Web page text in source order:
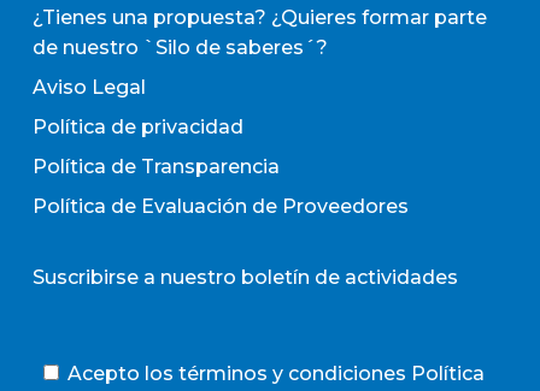
¿Tienes una propuesta? ¿Quieres formar parte
de nuestro `Silo de saberes´?
Aviso Legal
Política de privacidad
Política de Transparencia
Política de Evaluación de Proveedores
Suscribirse a nuestro boletín de actividades
Acepto los términos y condiciones Política